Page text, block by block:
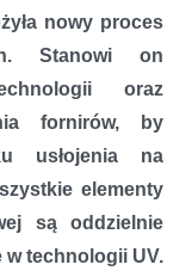
nowy proces
Stanowi on
oraz
fornirów, by
usłojenia na
elementy
są oddzielnie
w technologii UV.